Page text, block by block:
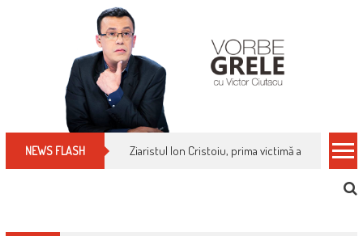
NEWS FLASH Ziaristul Ion Cristoiu, prima victimă a noi